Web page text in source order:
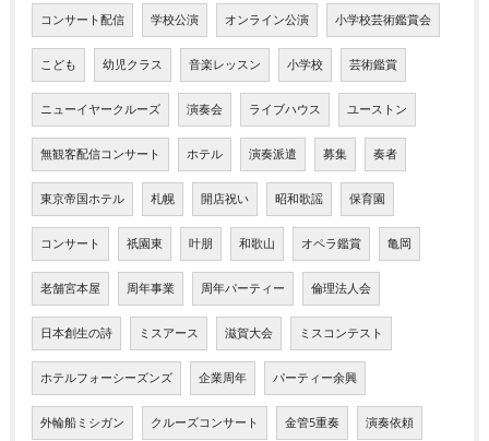
コンサート配信 学校公演 オンライン公演 小学校芸術鑑賞会
こども 幼児クラス 音楽レッスン 小学校 芸術鑑賞
ニューイヤークルーズ 演奏会 ライブハウス ユーストン
無観客配信コンサート ホテル 演奏派遣 募集 奏者
東京帝国ホテル 札幌 開店祝い 昭和歌謡 保育園
コンサート 祇園東 叶朋 和歌山 オペラ鑑賞 亀岡
老舗宮本屋 周年事業 周年パーティー 倫理法人会
日本創生の詩 ミスアース 滋賀大会 ミスコンテスト
ホテルフォーシーズンズ 企業周年 パーティー余興
外輪船ミシガン クルーズコンサート 金管5重奏 演奏依頼